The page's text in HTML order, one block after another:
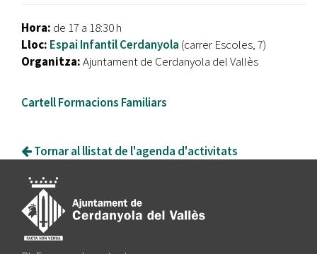
Hora: de 17 a 18:30 h
Lloc: Espai Infantil Cerdanyola (carrer Escoles, 7)
Organitza:Ajuntament de Cerdanyola del Vallès
Cartell Formacions Familiars
Tornar al llistat de l'agenda d'activitats